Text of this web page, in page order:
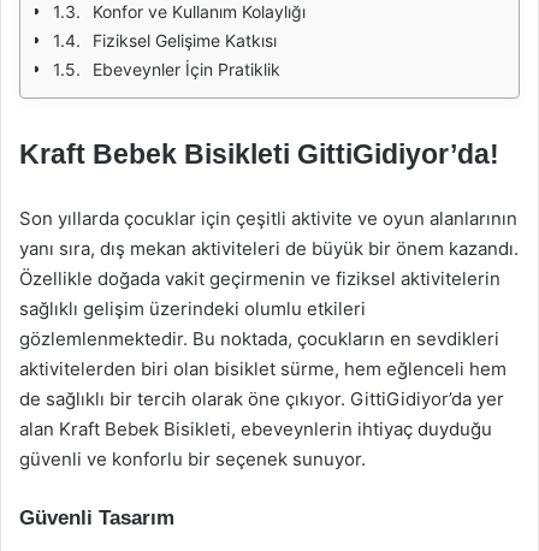
Konfor ve Kullanım Kolaylığı
Fiziksel Gelişime Katkısı
Ebeveynler İçin Pratiklik
Kraft Bebek Bisikleti GittiGidiyor’da!
Son yıllarda çocuklar için çeşitli aktivite ve oyun alanlarının
yanı sıra, dış mekan aktiviteleri de büyük bir önem kazandı.
Özellikle doğada vakit geçirmenin ve fiziksel aktivitelerin
sağlıklı gelişim üzerindeki olumlu etkileri
gözlemlenmektedir. Bu noktada, çocukların en sevdikleri
aktivitelerden biri olan bisiklet sürme, hem eğlenceli hem
de sağlıklı bir tercih olarak öne çıkıyor. GittiGidiyor’da yer
alan Kraft Bebek Bisikleti, ebeveynlerin ihtiyaç duyduğu
güvenli ve konforlu bir seçenek sunuyor.
Güvenli Tasarım